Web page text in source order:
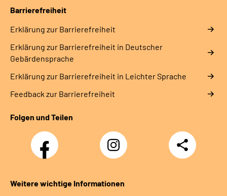
Barrierefreiheit
Erklärung zur Barrierefreiheit
Erklärung zur Barrierefreiheit in Deutscher
Gebärdensprache
Erklärung zur Barrierefreiheit in Leichter Sprache
Feedback zur Barrierefreiheit
Folgen und Teilen
Facebook Instagram
Teilen
Weitere wichtige Informationen